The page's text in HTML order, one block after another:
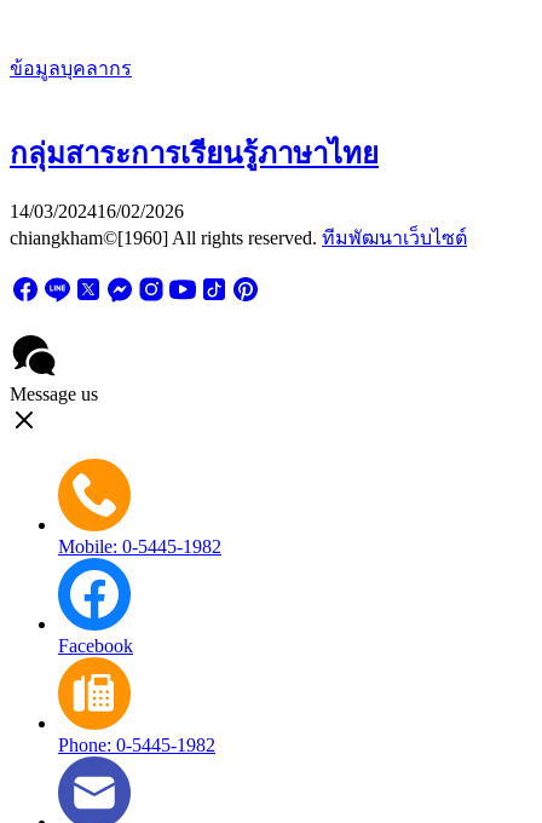
ข้อมูลบุคลากร
กลุ่มสาระการเรียนรู้ภาษาไทย
14/03/202416/02/2026
chiangkham©[1960] All rights reserved. ทีมพัฒนาเว็บไซต์
Message us
Mobile: 0-5445-1982
Facebook
Phone: 0-5445-1982